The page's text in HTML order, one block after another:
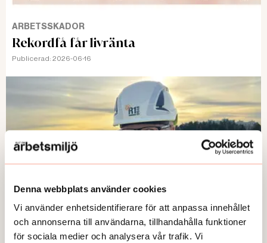
Denna webbplats använder cookies
Vi använder enhetsidentifierare för att anpassa innehållet
och annonserna till användarna, tillhandahålla funktioner
för sociala medier och analysera vår trafik. Vi
ARBETSSKADOR
Rekordfå får livränta
Publicerad: 2026-06-16
NYHETER